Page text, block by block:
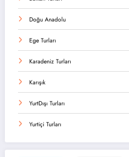
Doğu Anadolu
Ege Turları
Karadeniz Turları
Karışık
YurtDışı Turları
Yurtiçi Turları